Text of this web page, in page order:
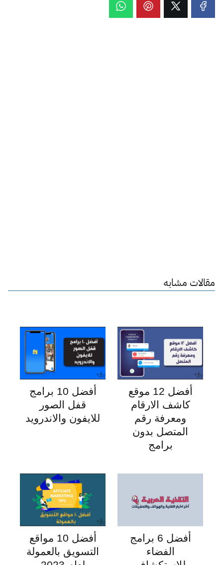
مقالات مشابه
أفضل 12 موقع
كاشف الارقام
ومعرفة رقم
المتصل بدون
برامج
أفضل 10 برامج
قفل الصور
للايفون والاندرويد
أفضل 6 برامج
الفضاء
أفضل 10 مواقع
التسويق بالعمولة